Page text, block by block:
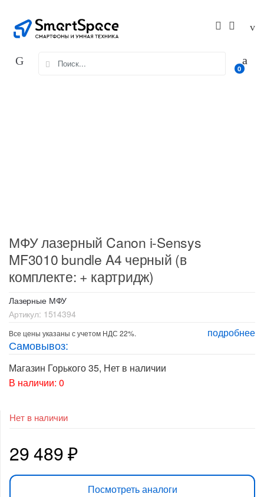
navigation
content
for:
0
МФУ лазерный Canon i-Sensys
MF3010 bundle A4 черный (в
комплекте: + картридж)
Лазерные МФУ
Артикул: 1514394
подробнее
Все цены указаны с учетом НДС 22%.
Самовывоз:
Магазин Горького 35, Нет в наличии
В наличии: 0
Нет в наличии
29 489₽
Посмотреть аналоги